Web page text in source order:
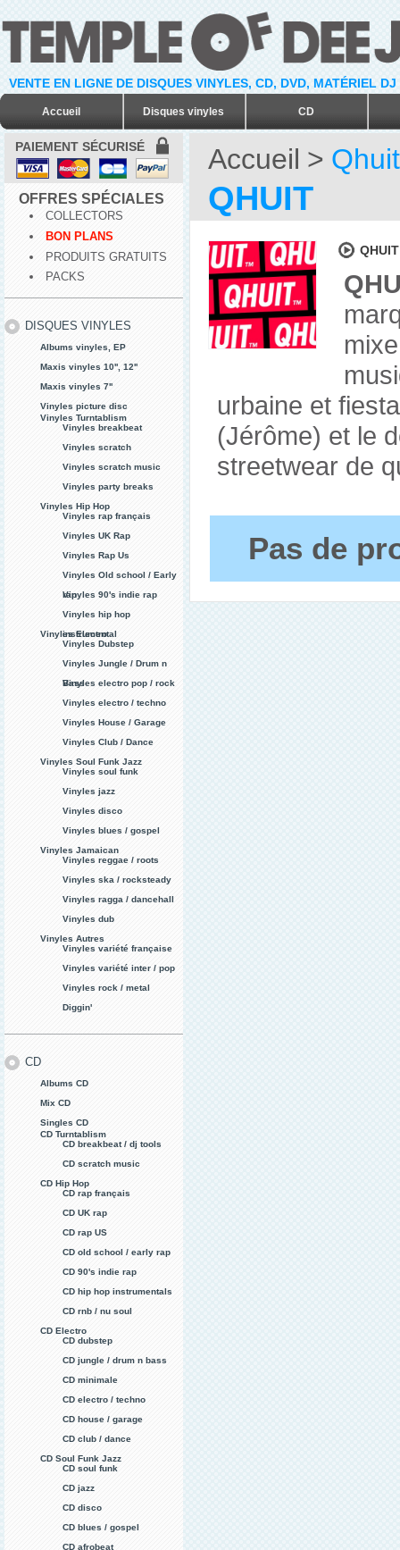
VENTE EN LIGNE DE DISQUES VINYLES, CD, DVD, MATÉRIEL
Accueil Disques vinyles CD
PAIEMENT SÉCURISÉ
OFFRES SPÉCIALES
COLLECTORS
BON PLANS
PRODUITS GRATUITS
PACKS
DISQUES VINYLES
Albums vinyles, EP
Maxis vinyles 10'', 12''
Maxis vinyles 7''
Vinyles picture disc
Vinyles Turntablism
Vinyles breakbeat
Vinyles scratch
Vinyles scratch music
Vinyles party breaks
Vinyles Hip Hop
Vinyles rap français
Vinyles UK Rap
Vinyles Rap Us
Vinyles Old school / Early
rap
Vinyles 90's indie rap
Vinyles hip hop
instrumental
Vinyles Electro
Vinyles Dubstep
Vinyles Jungle / Drum n
Bass
Vinyles electro pop / rock
Vinyles electro / techno
Vinyles House / Garage
Vinyles Club / Dance
Vinyles Soul Funk Jazz
Vinyles soul funk
Vinyles jazz
Vinyles disco
Vinyles blues / gospel
Vinyles Jamaican
Vinyles reggae / roots
Vinyles ska / rocksteady
Vinyles ragga / dancehall
Vinyles dub
Vinyles Autres
Vinyles variété française
Vinyles variété inter / pop
Vinyles rock / metal
Diggin'
CD
Albums CD
Mix CD
Singles CD
CD Turntablism
CD breakbeat / dj tools
CD scratch music
CD Hip Hop
CD rap français
CD UK rap
CD rap US
CD old school / early rap
CD 90's indie rap
CD hip hop instrumentals
CD rnb / nu soul
CD Electro
CD dubstep
CD jungle / drum n bass
CD minimale
CD electro / techno
CD house / garage
CD club / dance
CD Soul Funk Jazz
CD soul funk
CD jazz
CD disco
CD blues / gospel
CD afrobeat
Accueil > Qhuit
QHUIT
urbaine et
(Jérôme) et le
streetwear de
Pas de